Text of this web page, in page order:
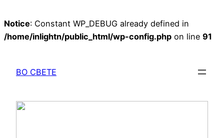
Notice: Constant WP_DEBUG already defined in
/home/inlightn/public_html/wp-config.php on line 91
содержимому
ВО СВЕТЕ